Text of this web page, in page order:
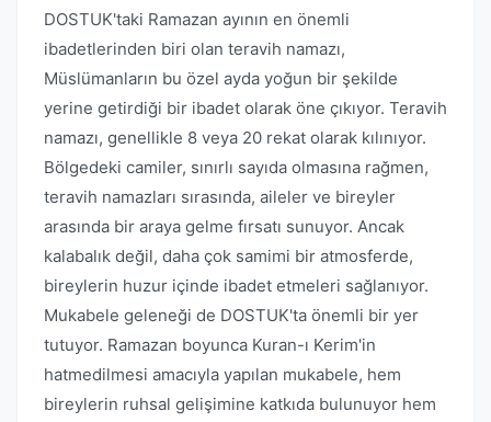
DOSTUK'taki Ramazan ayının en önemli
ibadetlerinden biri olan teravih namazı,
Müslümanların bu özel ayda yoğun bir şekilde
yerine getirdiği bir ibadet olarak öne çıkıyor. Teravih
namazı, genellikle 8 veya 20 rekat olarak kılınıyor.
Bölgedeki camiler, sınırlı sayıda olmasına rağmen,
teravih namazları sırasında, aileler ve bireyler
arasında bir araya gelme fırsatı sunuyor. Ancak
kalabalık değil, daha çok samimi bir atmosferde,
bireylerin huzur içinde ibadet etmeleri sağlanıyor.
Mukabele geleneği de DOSTUK'ta önemli bir yer
tutuyor. Ramazan boyunca Kuran-ı Kerim'in
hatmedilmesi amacıyla yapılan mukabele, hem
bireylerin ruhsal gelişimine katkıda bulunuyor hem